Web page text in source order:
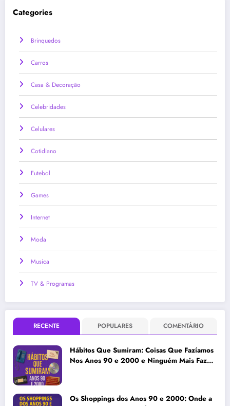
Categories
Brinquedos
Carros
Casa & Decoração
Celebridades
Celulares
Cotidiano
Futebol
Games
Internet
Moda
Musica
TV & Programas
RECENTE POPULARES COMENTÁRIO
Hábitos Que Sumiram: Coisas Que Fazíamos
Nos Anos 90 e 2000 e Ninguém Mais Faz
Os Shoppings dos Anos 90 e 2000: Onde a